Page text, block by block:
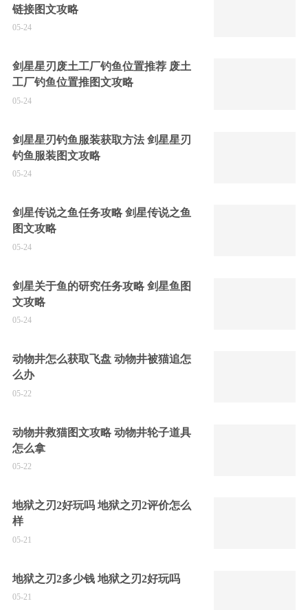
链接图文攻略
05-24
剑星星刃废土工厂钓鱼位置推荐 废土
工厂钓鱼位置推图文攻略
05-24
剑星星刃钓鱼服装获取方法 剑星星刃
钓鱼服装图文攻略
05-24
剑星传说之鱼任务攻略 剑星传说之鱼
图文攻略
05-24
剑星关于鱼的研究任务攻略 剑星鱼图
文攻略
05-24
动物井怎么获取飞盘 动物井被猫追怎
么办
05-22
动物井救猫图文攻略 动物井轮子道具
怎么拿
05-22
地狱之刃2好玩吗 地狱之刃2评价怎么
样
05-21
地狱之刃2多少钱 地狱之刃2好玩吗
05-21